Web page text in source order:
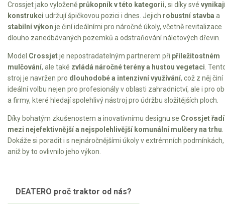
Aku pily
Aku sekačky
Aku STIHL
Aku AL-KO
Štípačka na dřevo
VARI
VARI malotraktory
VARI multifunkční nosiče
Vertikutátory
Crossjet jako vyloženě průkopník v této kategorii, si díky své
konstrukci udržují špičkovou pozici i dnes. Jejich robustní stavba a
stabilní výkon je činí ideálními pro náročné úkoly, včetně revitalizace
dlouho zanedbávaných pozemků a odstraňování náletových dřevin.
Model Crossjetje nepostradatelným partnerem při příležitostném
mulčování, ale také zvládá náročné terény a hustou vegetaci.
stroj je navržen pro dlouhodobé a intenzivní využívání, což z něj činí
ideální volbu nejen pro profesionály v oblasti zahradnictví, ale i pro
a firmy, které hledají spolehlivý nástroj pro údržbu složitějších ploch.
Díky bohatým zkušenostem a inovativnímu designu se Crossjet řadí
mezi nejefektivnější a nejspolehlivější komunální mulčery na trhu.
Dokáže si poradit i s nejnáročnějšími úkoly v extrémních podmínkách,
aniž by to ovlivnilo jeho výkon.
DEATERO proč traktor od nás?